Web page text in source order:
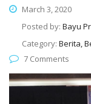
March 3, 2020
Posted by: Bayu
Category: Berita,
7 Comments